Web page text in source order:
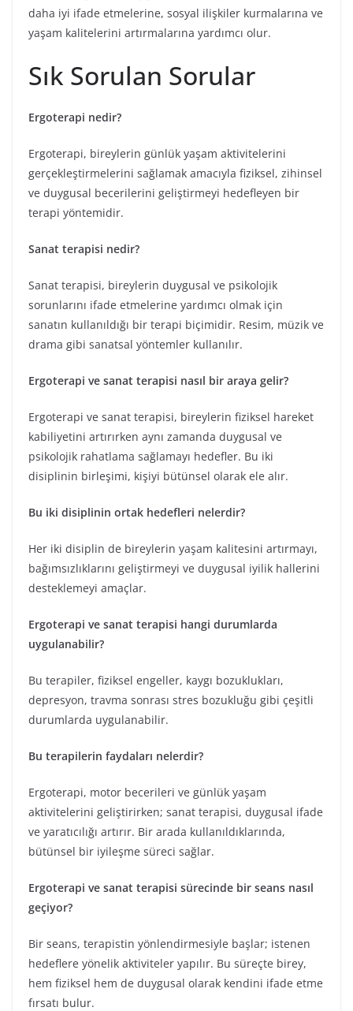
daha iyi ifade etmelerine, sosyal ilişkiler kurmalarına ve
yaşam kalitelerini artırmalarına yardımcı olur.
Sık Sorulan Sorular
Ergoterapi nedir?
Ergoterapi, bireylerin günlük yaşam aktivitelerini
gerçekleştirmelerini sağlamak amacıyla fiziksel, zihinsel
ve duygusal becerilerini geliştirmeyi hedefleyen bir
terapi yöntemidir.
Sanat terapisi nedir?
Sanat terapisi, bireylerin duygusal ve psikolojik
sorunlarını ifade etmelerine yardımcı olmak için
sanatın kullanıldığı bir terapi biçimidir. Resim, müzik ve
drama gibi sanatsal yöntemler kullanılır.
Ergoterapi ve sanat terapisi nasıl bir araya gelir?
Ergoterapi ve sanat terapisi, bireylerin fiziksel hareket
kabiliyetini artırırken aynı zamanda duygusal ve
psikolojik rahatlama sağlamayı hedefler. Bu iki
disiplinin birleşimi, kişiyi bütünsel olarak ele alır.
Bu iki disiplinin ortak hedefleri nelerdir?
Her iki disiplin de bireylerin yaşam kalitesini artırmayı,
bağımsızlıklarını geliştirmeyi ve duygusal iyilik hallerini
desteklemeyi amaçlar.
Ergoterapi ve sanat terapisi hangi durumlarda
uygulanabilir?
Bu terapiler, fiziksel engeller, kaygı bozuklukları,
depresyon, travma sonrası stres bozukluğu gibi çeşitli
durumlarda uygulanabilir.
Bu terapilerin faydaları nelerdir?
Ergoterapi, motor becerileri ve günlük yaşam
aktivitelerini geliştirirken; sanat terapisi, duygusal ifade
ve yaratıcılığı artırır. Bir arada kullanıldıklarında,
bütünsel bir iyileşme süreci sağlar.
Ergoterapi ve sanat terapisi sürecinde bir seans nasıl
geçiyor?
Bir seans, terapistin yönlendirmesiyle başlar; istenen
hedeflere yönelik aktiviteler yapılır. Bu süreçte birey,
hem fiziksel hem de duygusal olarak kendini ifade etme
fırsatı bulur.